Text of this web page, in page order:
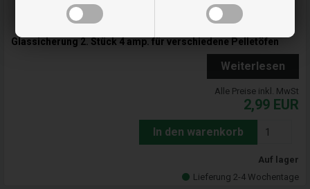
Glassicherung 2. Stück 4 amp. für verschiedene Pelletöfen
Weiterlesen
Alle Preise inkl. MwSt
2,99 EUR
In den warenkorb
Auf lager
Lieferung 2-4 Wochentage